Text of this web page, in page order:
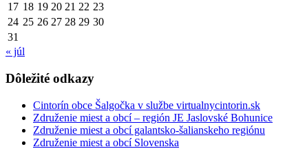
17 18 19 20 21 22 23
24 25 26 27 28 29 30
31
« júl
Dôležité odkazy
Cintorín obce Šalgočka v službe virtualnycintorin.sk
Združenie miest a obcí – región JE Jaslovské Bohunice
Združenie miest a obcí galantsko-šalianskeho regiónu
Združenie miest a obcí Slovenska